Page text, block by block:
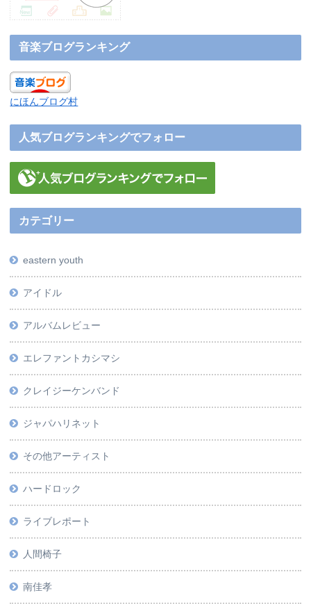
音楽ブログランキング
にほんブログ村
人気ブログランキングでフォロー
カテゴリー
eastern youth
アイドル
アルバムレビュー
エレファントカシマシ
クレイジーケンバンド
ジャパハリネット
その他アーティスト
ハードロック
ライブレポート
人間椅子
南佳孝